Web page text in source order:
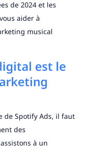
de 2024 et les
aider à
musical
est le
de Spotify Ads, il faut
des
à un